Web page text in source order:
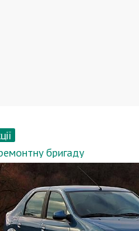
бригаду
картонно-поліграфічний
які видають
Hyundai виявилися